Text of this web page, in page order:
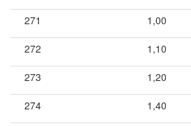
271 1,00
272 1,10
273 1,20
274 1,40